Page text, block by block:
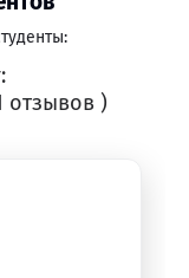
отзывов )